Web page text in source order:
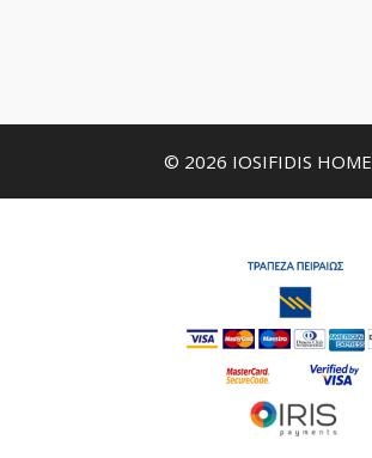
© 2026 IOSIFIDIS HOME